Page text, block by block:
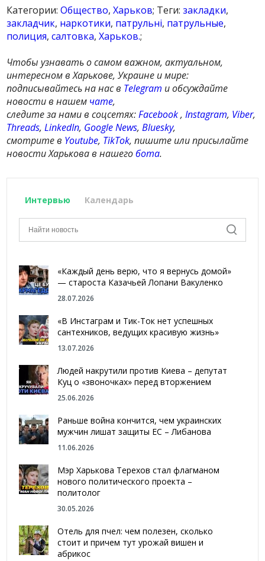
Категории:Общество,Харьков; Теги:закладки,
закладчик, наркотики, патрульні, патрульные,
полиция,салтовка,Харьков.;
Чтобы узнавать о самом важном, актуальном,
интересном в Харькове, Украине и мире:
подписывайтесь на нас в Telegram и обсуждайте
новости в нашем чате,
следите за нами в соцсетях:Facebook,Instagram, Viber,
Threads,LinkedIn, Google News,Bluesky,
смотрите в Youtube, TikTok, пишите или присылайте
новости Харькова в нашегобота.
Интервью Календарь
«Каждый день верю, что я вернусь домой»
— староста Казачьей Лопани Вакуленко
28.07.2026
«В Инстаграм и Тик-Ток нет успешных
сантехников, ведущих красивую жизнь»
13.07.2026
Людей накрутили против Киева – депутат
Куц о «звоночках» перед вторжением
25.06.2026
Раньше война кончится, чем украинских
мужчин лишат защиты ЕС – Либанова
11.06.2026
Мэр Харькова Терехов стал флагманом
нового политического проекта –
политолог
30.05.2026
Отель для пчел: чем полезен, сколько
стоит и причем тут урожай вишен и
абрикос